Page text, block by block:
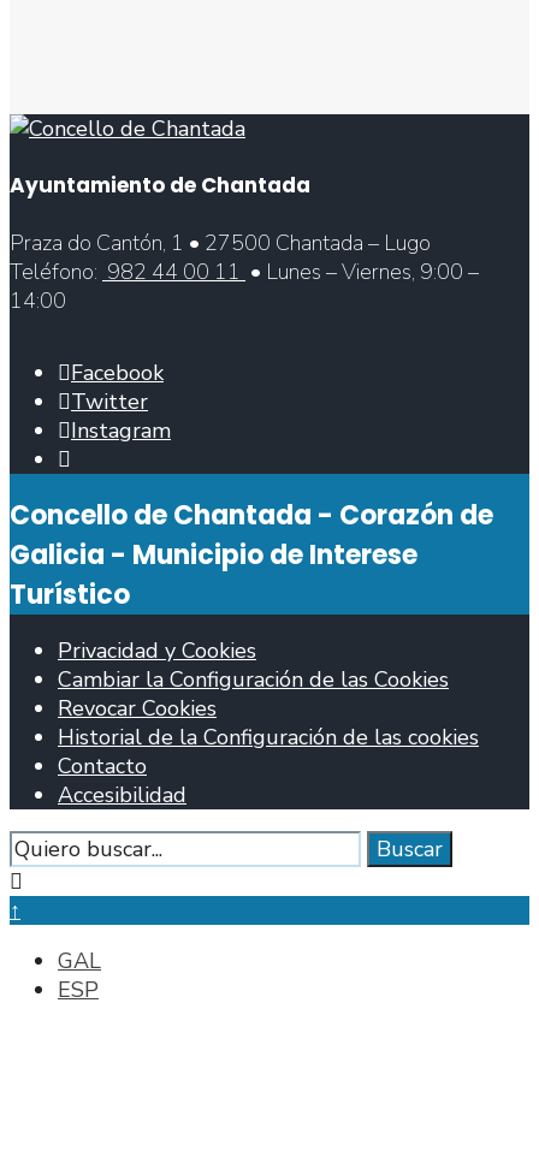
Ayuntamiento de Chantada
Praza do Cantón, 1 • 27500 Chantada – Lugo
Teléfono: 982 44 00 11 • Lunes – Viernes, 9:00 –
14:00
Facebook
Twitter
Instagram
de
búsqueda
Concello de Chantada - Corazón de
Galicia - Municipio de Interese
Turístico
Privacidad y Cookies
Cambiar la Configuración de las Cookies
Revocar Cookies
Historial de la Configuración de las cookies
Contacto
Accesibilidad
Buscar
Buscar
búsqueda
↑
GAL
ESP